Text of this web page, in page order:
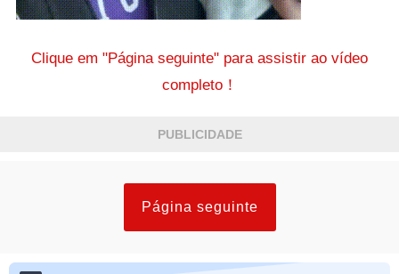
Clique em "Página seguinte" para assistir ao vídeo
completo！
PUBLICIDADE
Página seguinte